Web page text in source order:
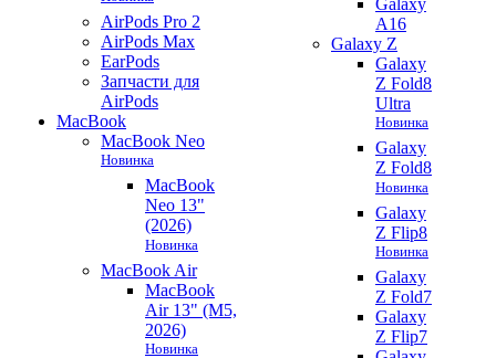
AirPods Pro 2
AirPods Max
EarPods
Запчасти для
AirPods
MacBook
MacBook Neo
Новинка
MacBook
Neo 13"
(2026)
Новинка
MacBook Air
MacBook
Air 13" (M5,
2026)
Новинка
Galaxy
A16
Galaxy Z
Galaxy
Z Fold8
Ultra
Новинка
Galaxy
Z Fold8
Новинка
Galaxy
Z Flip8
Новинка
Galaxy
Z Fold7
Galaxy
Z Flip7